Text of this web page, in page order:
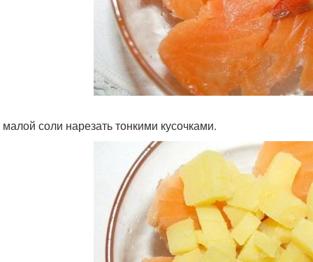
соли нарезать тонкими кусочками.